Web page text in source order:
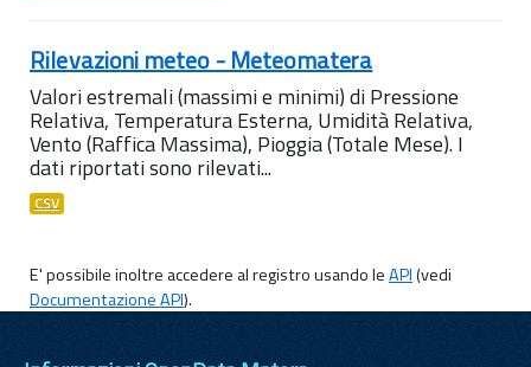
Rilevazioni meteo - Meteomatera
Valori estremali (massimi e minimi) di Pressione
Relativa, Temperatura Esterna, Umidità Relativa,
Vento (Raffica Massima), Pioggia (Totale Mese). I
dati riportati sono rilevati...
CSV
E' possibile inoltre accedere al registro usando leAPI(vedi
Documentazione API).